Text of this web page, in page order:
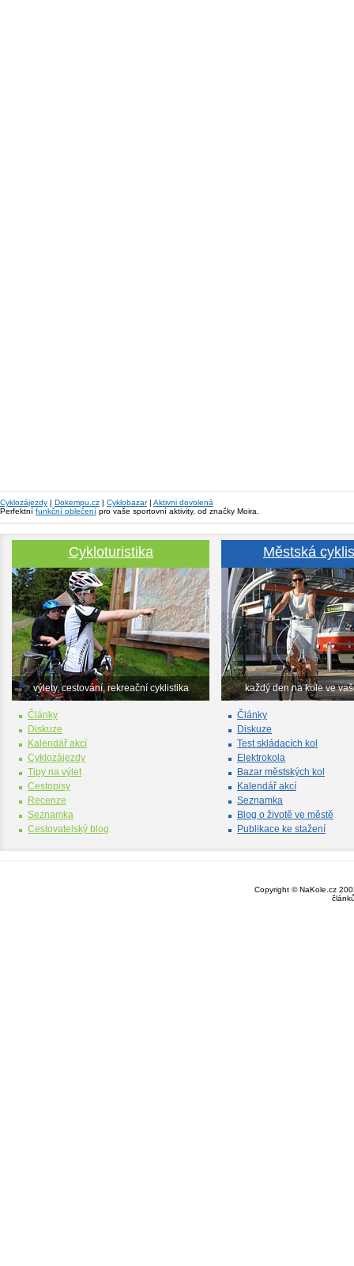
Cyklozájezdy | Dokempu.cz | Cyklobazar| Aktivni dovolená
Perfektní funkční oblečení pro vaše sportovní aktivity, od značky Moira.
Cykloturistika
výlety, cestování, rekreační cyklistika
Články
Diskuze
Kalendář akcí
Cyklozájezdy
Tipy na výlet
Cestopisy
Recenze
Seznamka
Cestovatelský blog
Městská
každý den na kole ve
Články
Diskuze
Test skládacích kol
Elektrokola
Bazar městských kol
Kalendář akcí
Seznamka
Blog o životě ve městě
Publikace ke stažení
Copyright © NaKole.cz